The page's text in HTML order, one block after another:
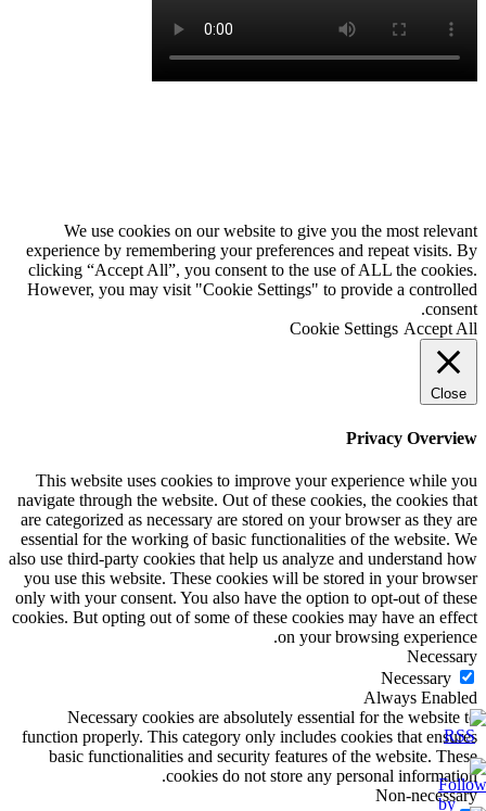
We use cookies on our website to give you the most relevant
experience by remembering your preferences and repeat visits. By
clicking “Accept All”, you consent to the use of ALL the cookies.
However, you may visit "Cookie Settings" to provide a controlled
consent.
Cookie Settings Accept All
Close
Privacy Overview
This website uses cookies to improve your experience while you
navigate through the website. Out of these cookies, the cookies that
are categorized as necessary are stored on your browser as they are
essential for the working of basic functionalities of the website. We
also use third-party cookies that help us analyze and understand how
you use this website. These cookies will be stored in your browser
only with your consent. You also have the option to opt-out of these
cookies. But opting out of some of these cookies may have an effect
on your browsing experience.
Necessary
Necessary
Always Enabled
Necessary cookies are absolutely essential for the website to
function properly. This category only includes cookies that ensures
basic functionalities and security features of the website. These
cookies do not store any personal information.
Non-necessary